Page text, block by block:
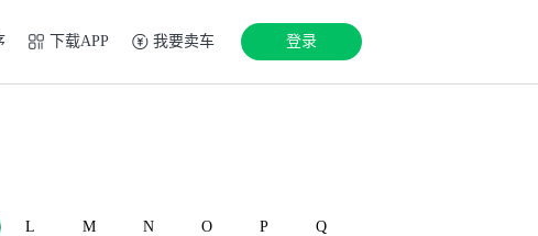
下载APP 我要卖车 登录
L M N O P Q